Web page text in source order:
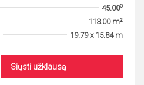
45.00o
113.00 m²
19.79 x 15.84 m
Siųsti užklausą